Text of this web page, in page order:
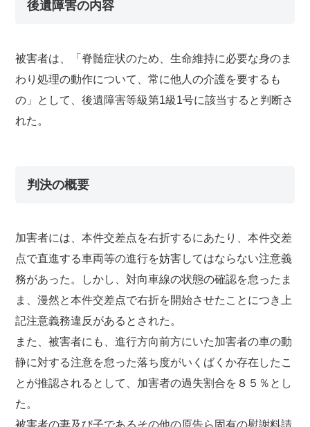
後遺障害の内容
被害者は、「脊髄症状のため、生命維持に必要な身のま
わり処理の動作について、常に他人の介護を要するも
の」として、後遺障害等級第1級1号に該当すると判断さ
れた。
判決の概要
加害者には、本件交差点を右折するにあたり、本件交差
点で直進する車両等の進行を妨害してはならない注意義
務があった。しかし、対向車線の状態の確認を怠ったま
ま、漫然と本件交差点で右折を開始させたことにつき上
記注意義務違反があるとされた。
また、被害者にも、進行方向前方にいた加害者の車の動
静に対する注意を怠った落ち度がいくばくか存在したこ
とが推認されるとして、加害者の過失割合を８５％とし
た。